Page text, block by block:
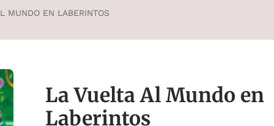
MUNDO EN LABERINTOS
La Vuelta Al Mundo en
Laberintos